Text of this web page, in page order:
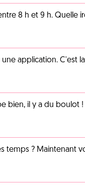
8 h et 9 h. Quelle
application. C'est la
bien, il y a du boulot !
temps ? Maintenant